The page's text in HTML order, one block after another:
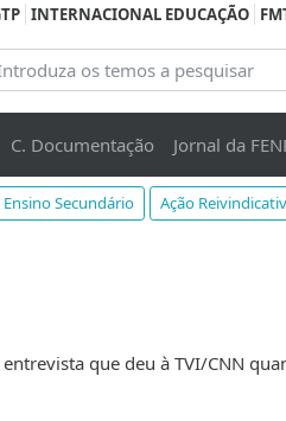
INTERNACIONAL EDUCAÇÃO
C. Documentação Jornal da
Ensino Secundário Ação
entrevista que deu à TVI/CNN